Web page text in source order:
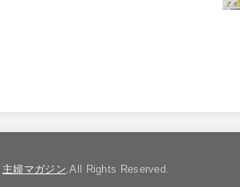
主婦マガジン.All Rights Reserved.